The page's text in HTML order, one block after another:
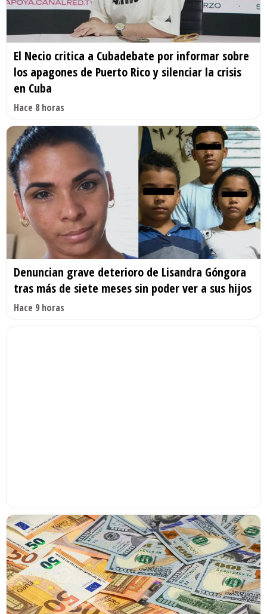
El Necio critica a Cubadebate por informar sobre
los apagones de Puerto Rico y silenciar la crisis
en Cuba
Hace 8 horas
Denuncian grave deterioro de Lisandra Góngora
tras más de siete meses sin poder ver a sus hijos
Hace 9 horas